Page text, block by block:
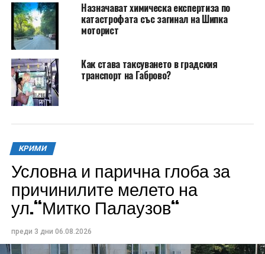
Назначават химическа експертиза по
катастрофата със загинал на Шипка
моторист
Как става таксуването в градския
транспорт на Габрово?
КРИМИ
Условна и парична глоба за
причинилите мелето на
ул.“Митко Палаузов“
преди 3 дни 06.08.2026